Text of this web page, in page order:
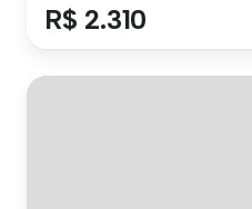
R$ 2.310